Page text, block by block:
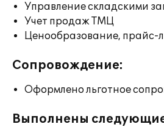
Управление складскими
Учет продаж ТМЦ
Ценообразование, прайс-
Сопровождение:
Оформлено льготное
Выполнены